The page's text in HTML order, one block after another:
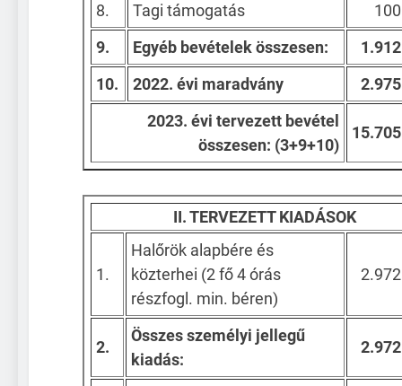
8. Tagi támogatás
9.
Egyéb bevételek összesen:
10.
2022. évi maradvány
2023. évi tervezett bevétel
összesen: (3+9+10)
II. TERVEZETT KIADÁSOK
1.
Halőrök alapbére és
közterhei (2 fő 4 órás
részfogl. min. béren)
2.
Összes személyi jellegű
kiadás: